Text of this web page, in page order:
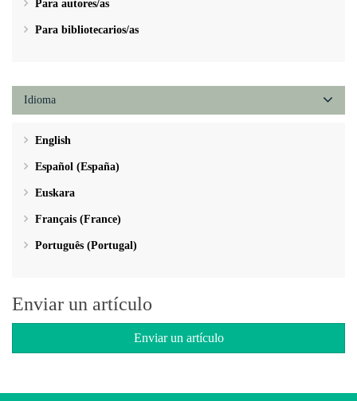
Para autores/as
Para bibliotecarios/as
Idioma
English
Español (España)
Euskara
Français (France)
Português (Portugal)
Enviar un artículo
Enviar un artículo